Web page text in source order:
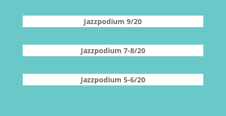
Jazzpodium 9/20
Jazzpodium 7-8/20
Jazzpodium 5-6/20